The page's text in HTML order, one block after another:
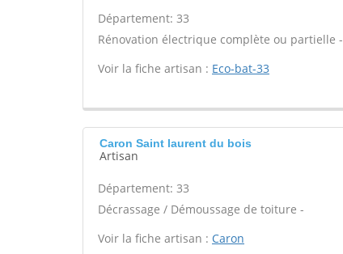
Département: 33
Rénovation électrique complète ou partielle -
Voir la fiche artisan : Eco-bat-33
Caron Saint laurent du bois
Artisan
Département: 33
Décrassage / Démoussage de toiture -
Voir la fiche artisan : Caron